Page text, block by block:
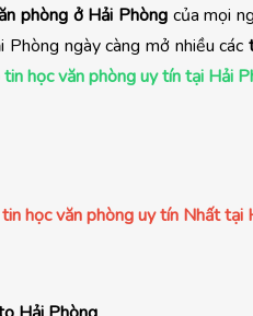
phòng ở Hải Phòng của mọi
Phòng ngày càng mở nhiều các
học văn phòng uy tín tại Hải